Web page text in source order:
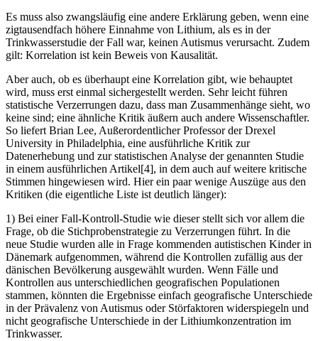
Es muss also zwangsläufig eine andere Erklärung geben, wenn eine
zigtausendfach höhere Einnahme von Lithium, als es in der
Trinkwasserstudie der Fall war, keinen Autismus verursacht. Zudem
gilt: Korrelation ist kein Beweis von Kausalität.
Aber auch, ob es überhaupt eine Korrelation gibt, wie behauptet
wird, muss erst einmal sichergestellt werden. Sehr leicht führen
statistische Verzerrungen dazu, dass man Zusammenhänge sieht, wo
keine sind; eine ähnliche Kritik äußern auch andere Wissenschaftler.
So liefert Brian Lee, Außerordentlicher Professor der Drexel
University in Philadelphia, eine ausführliche Kritik zur
Datenerhebung und zur statistischen Analyse der genannten Studie
in einem ausführlichen Artikel[4], in dem auch auf weitere kritische
Stimmen hingewiesen wird. Hier ein paar wenige Auszüge aus den
Kritiken (die eigentliche Liste ist deutlich länger):
1) Bei einer Fall-Kontroll-Studie wie dieser stellt sich vor allem die
Frage, ob die Stichprobenstrategie zu Verzerrungen führt. In die
neue Studie wurden alle in Frage kommenden autistischen Kinder in
Dänemark aufgenommen, während die Kontrollen zufällig aus der
dänischen Bevölkerung ausgewählt wurden. Wenn Fälle und
Kontrollen aus unterschiedlichen geografischen Populationen
stammen, könnten die Ergebnisse einfach geografische Unterschiede
in der Prävalenz von Autismus oder Störfaktoren widerspiegeln und
nicht geografische Unterschiede in der Lithiumkonzentration im
Trinkwasser.